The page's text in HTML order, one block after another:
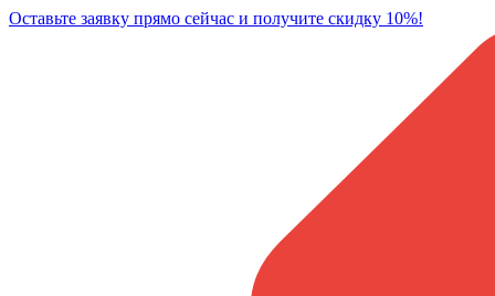
Оставьте заявку прямо сейчас и получите скидку 10%!